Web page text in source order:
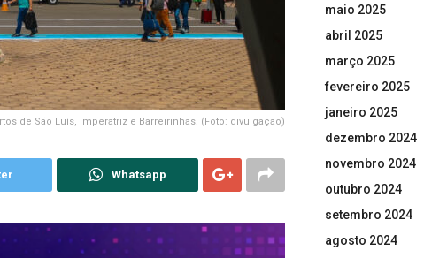
de São Luís, Imperatriz e Barreirinhas. (Foto: divulgação)
Whatsapp
maio 2025
abril 2025
março 2025
fevereiro 2025
janeiro 2025
dezembro 2024
novembro 2024
outubro 2024
setembro 2024
agosto 2024